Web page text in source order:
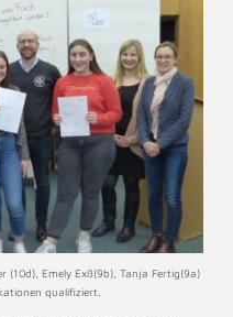
(10d), Emely Exß(9b), Tanja Fertig(9a)
qualifiziert.